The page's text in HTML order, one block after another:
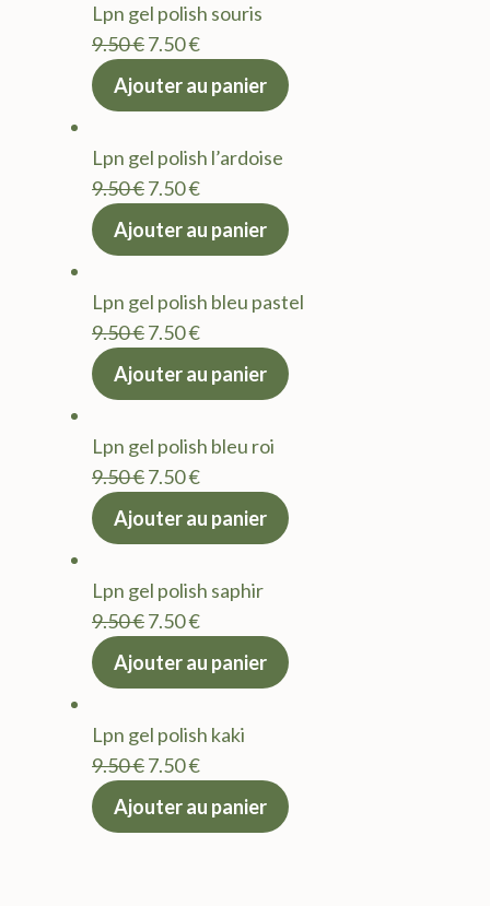
9.50 €.7.50 €.
Lpn gel polish souris
9.50€Le
prix
9.50 €.
7.50€Le
actuel
7.50 €.
Ajouter au panier
Lpn gel polish l’ardoise
9.50€Le
prix
9.50 €.
7.50€Le
actuel
7.50 €.
Ajouter au panier
Lpn gel polish bleu pastel
9.50€Le
prix
9.50 €.
7.50€Le
actuel
7.50 €.
Ajouter au panier
Lpn gel polish bleu roi
9.50€Le
prix
9.50 €.
7.50€Le
actuel
7.50 €.
Ajouter au panier
Lpn gel polish saphir
9.50€Le
prix
9.50 €.
7.50€Le
actuel
7.50 €.
Ajouter au panier
Lpn gel polish kaki
9.50€Le
prix
7.50€Le
actuel
Ajouter au panier